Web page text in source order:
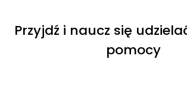
Przyjdź i naucz się
pomocy